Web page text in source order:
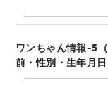
ワンちゃん情報-5
前・性別・生年月日